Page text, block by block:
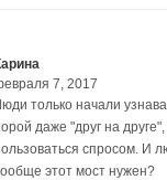
7, 2017
только начали
даже "друг на
спросом. И
этот мост нужен?